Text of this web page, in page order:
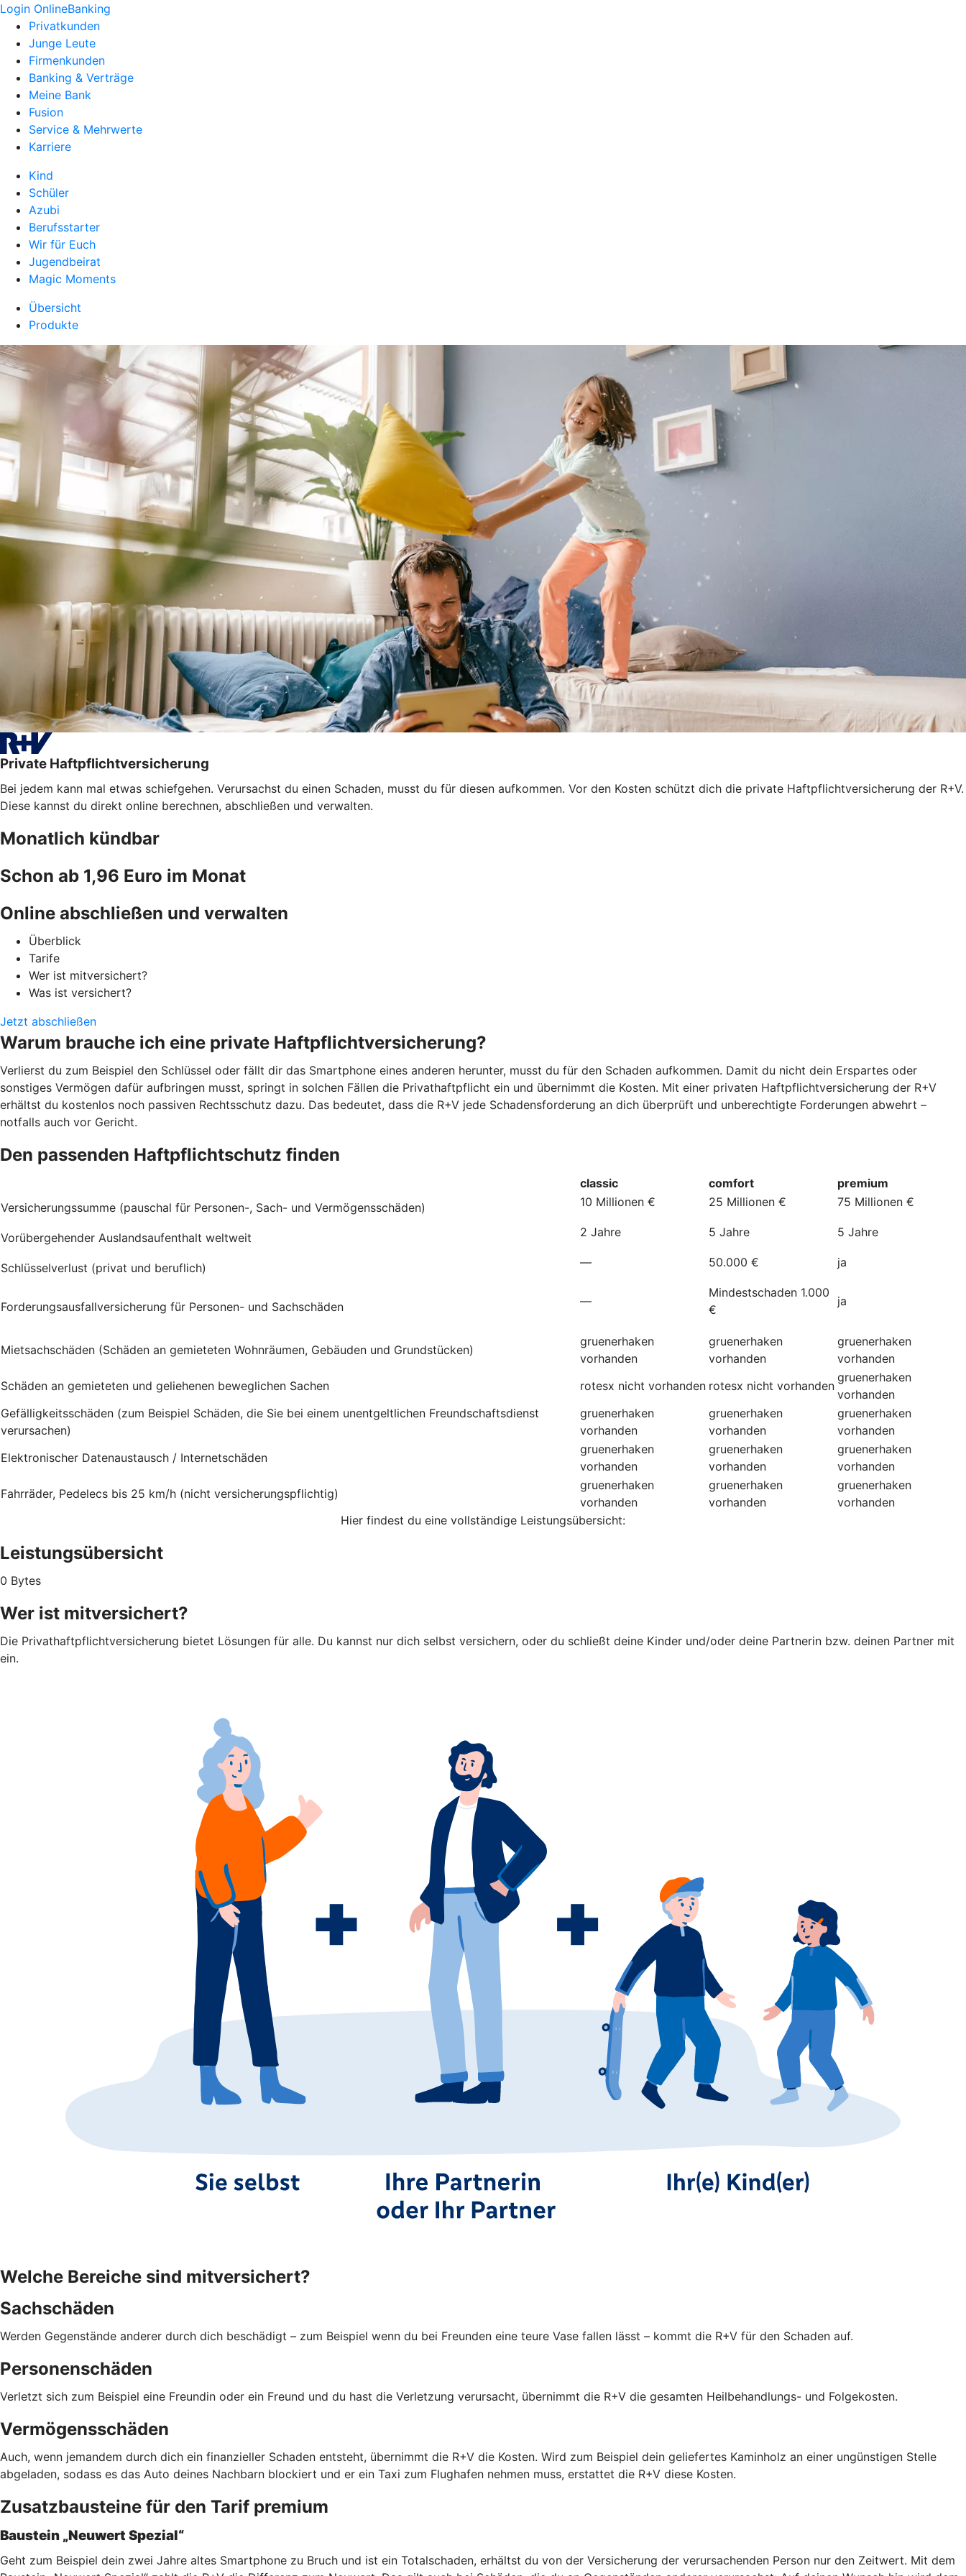
Login OnlineBanking
Privatkunden
Junge Leute
Firmenkunden
Banking & Verträge
Meine Bank
Fusion
Service & Mehrwerte
Karriere
Kind
Schüler
Azubi
Berufsstarter
Wir für Euch
Jugendbeirat
Magic Moments
Übersicht
Produkte
Private Haftpflichtversicherung
Bei jedem kann mal etwas schiefgehen. Verursachst du einen Schaden, musst du für diesen aufkommen. Vor den Kosten schützt dich die private Haftpflichtversicherung der R+V.
Diese kannst du direkt online berechnen, abschließen und verwalten.
Monatlich kündbar
Schon ab 1,96 Euro im Monat
Online abschließen und verwalten
Überblick
Tarife
Wer ist mitversichert?
Was ist versichert?
Jetzt abschließen
Warum brauche ich eine private Haftpflichtversicherung?
Verlierst du zum Beispiel den Schlüssel oder fällt dir das Smartphone eines anderen herunter, musst du für den Schaden aufkommen. Damit du nicht dein Erspartes oder
sonstiges Vermögen dafür aufbringen musst, springt in solchen Fällen die Privathaftpflicht ein und übernimmt die Kosten. Mit einer privaten Haftpflichtversicherung der R+V
erhältst du kostenlos noch passiven Rechtsschutz dazu. Das bedeutet, dass die R+V jede Schadensforderung an dich überprüft und unberechtigte Forderungen abwehrt –
notfalls auch vor Gericht.
Den passenden Haftpflichtschutz finden
classic comfort
premium
Versicherungssumme (pauschal für Personen-, Sach- und Vermögensschäden)
10 Millionen € 25 Millionen € 75 Millionen €
Vorübergehender Auslandsaufenthalt weltweit 2 Jahre 5 Jahre 5 Jahre
Schlüsselverlust (privat und beruflich) — 50.000 € ja
Forderungsausfallversicherung für Personen- und Sachschäden —
Mindestschaden 1.000
€
ja
Mietsachschäden (Schäden an gemieteten Wohnräumen, Gebäuden und Grundstücken)
gruenerhaken
vorhanden
gruenerhaken
vorhanden
gruenerhaken
vorhanden
Schäden an gemieteten und geliehenen beweglichen Sachen
rotesx nicht vorhanden rotesx nicht vorhanden
gruenerhaken
vorhanden
Gefälligkeitsschäden (zum Beispiel Schäden, die Sie bei einem unentgeltlichen Freundschaftsdienst
verursachen)
gruenerhaken
vorhanden
gruenerhaken
vorhanden
gruenerhaken
vorhanden
Elektronischer Datenaustausch / Internetschäden
gruenerhaken
vorhanden
gruenerhaken
vorhanden
gruenerhaken
vorhanden
Fahrräder, Pedelecs bis 25 km/h (nicht versicherungspflichtig)
gruenerhaken
vorhanden
gruenerhaken
vorhanden
gruenerhaken
vorhanden
Hier findest du eine vollständige Leistungsübersicht:
Leistungsübersicht
0 Bytes
Wer ist mitversichert?
Die Privathaftpflichtversicherung bietet Lösungen für alle. Du kannst nur dich selbst versichern, oder du schließt deine Kinder und/oder deine Partnerin bzw. deinen Partner mit
ein.
Welche Bereiche sind mitversichert?
Sachschäden
Werden Gegenstände anderer durch dich beschädigt – zum Beispiel wenn du bei Freunden eine teure Vase fallen lässt – kommt die R+V für den Schaden auf.
Personenschäden
Verletzt sich zum Beispiel eine Freundin oder ein Freund und du hast die Verletzung verursacht, übernimmt die R+V die gesamten Heilbehandlungs- und Folgekosten.
Vermögensschäden
Auch, wenn jemandem durch dich ein finanzieller Schaden entsteht, übernimmt die R+V die Kosten. Wird zum Beispiel dein geliefertes Kaminholz an einer ungünstigen Stelle
abgeladen, sodass es das Auto deines Nachbarn blockiert und er ein Taxi zum Flughafen nehmen muss, erstattet die R+V diese Kosten.
Zusatzbausteine für den Tarif premium
Baustein „Neuwert Spezial“
Geht zum Beispiel dein zwei Jahre altes Smartphone zu Bruch und ist ein Totalschaden, erhältst du von der Versicherung der verursachenden Person nur den Zeitwert. Mit dem